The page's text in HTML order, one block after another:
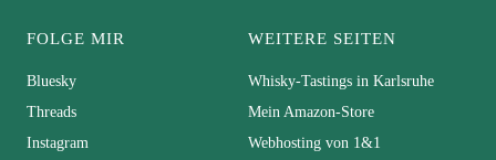
FOLGE MIR
Bluesky
Threads
Instagram
WEITERE SEITEN
Whisky-Tastings in Karlsruhe
Mein Amazon-Store
Webhosting von 1&1